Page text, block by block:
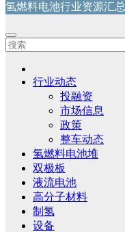
氢燃料电池行业资源汇总
行业动态
投融资
市场信息
政策
整车动态
氢燃料电池堆
双极板
液流电池
高分子材料
制氢
设备